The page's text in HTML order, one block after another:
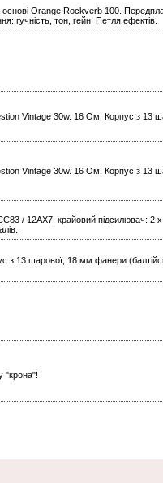
Orange Rockverb 100.
гучність, тон, гейн. Петля ефектів.
Vintage 30w. 16 Ом. Корпус з 13
Vintage 30w. 16 Ом. Корпус з 13
/ 12AX7, крайовий підсилювач: 2
з 13 шарової, 18 мм фанери
"крона"!